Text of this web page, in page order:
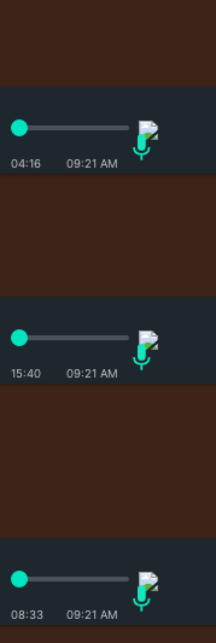
04:16
15:40
08:33